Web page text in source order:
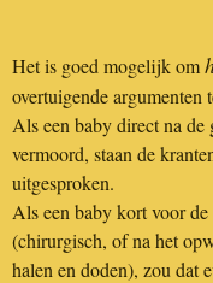
Het is goed mogelijk om
overtuigende
Als een baby direct na
vermoord, staan de
uitgesproken.
Als een baby kort voor
(chirurgisch, of na het
halen en doden), zou dat